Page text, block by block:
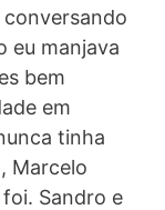
eu manjava
bem
em
tinha
Marcelo
Sandro e